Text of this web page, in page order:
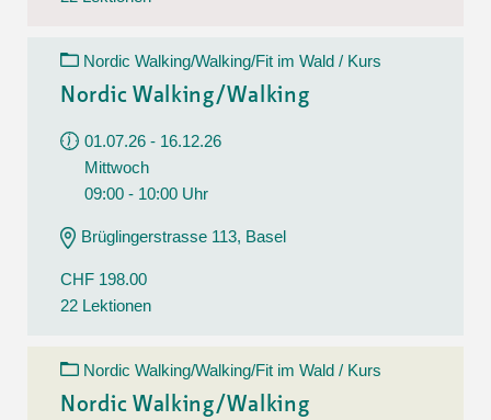
Nordic Walking/Walking/Fit im Wald / Kurs
Nordic Walking/Walking
01.07.26 - 16.12.26
Mittwoch
09:00 - 10:00 Uhr
Brüglingerstrasse 113, Basel
CHF 198.00
22 Lektionen
Nordic Walking/Walking/Fit im Wald / Kurs
Nordic Walking/Walking